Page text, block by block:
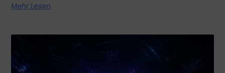
Mehr Lesen